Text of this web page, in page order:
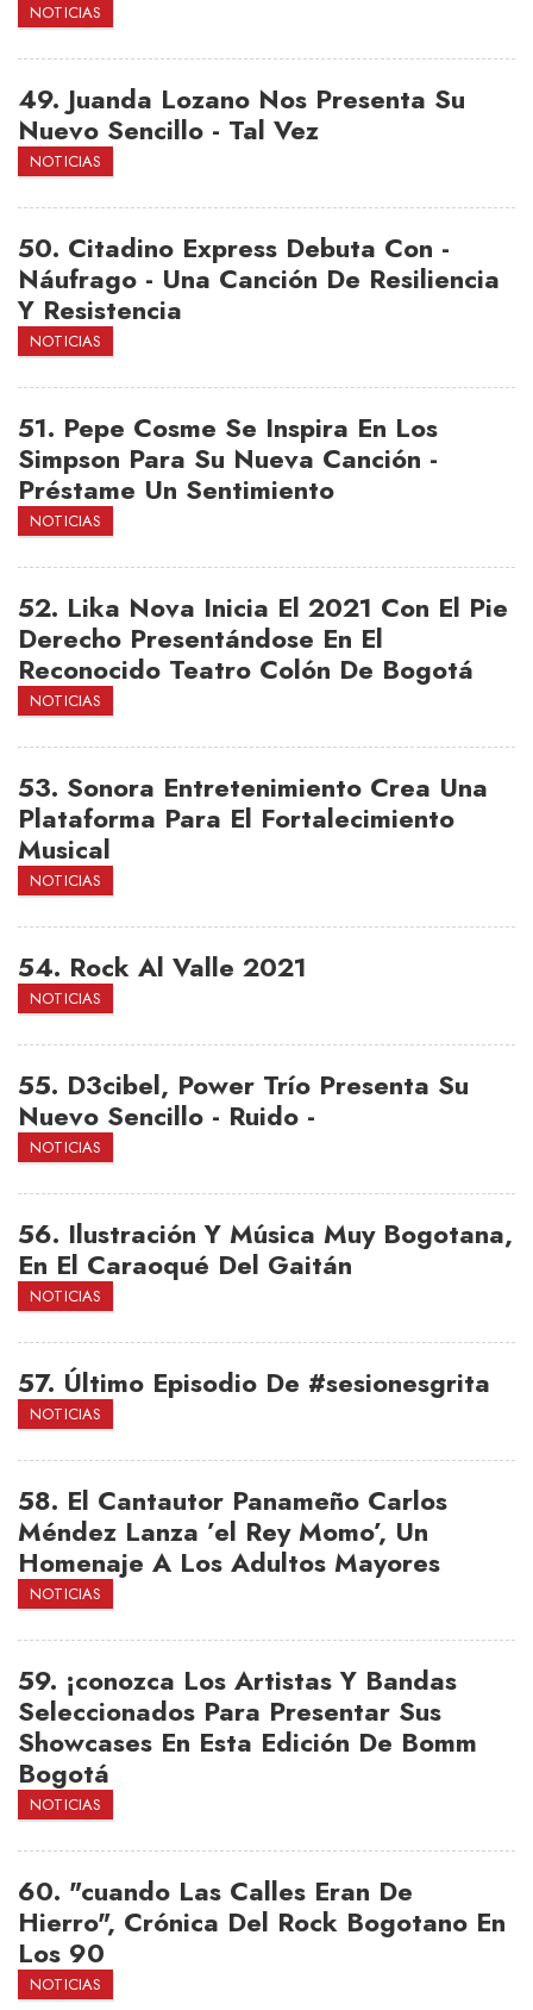
NOTICIAS
49. Juanda Lozano Nos Presenta Su
Nuevo Sencillo - Tal Vez
NOTICIAS
50. Citadino Express Debuta Con -
Náufrago - Una Canción De Resiliencia
Y Resistencia
NOTICIAS
51. Pepe Cosme Se Inspira En Los
Simpson Para Su Nueva Canción -
Préstame Un Sentimiento
NOTICIAS
52. Lika Nova Inicia El 2021 Con El Pie
Derecho Presentándose En El
Reconocido Teatro Colón De Bogotá
NOTICIAS
53. Sonora Entretenimiento Crea Una
Plataforma Para El Fortalecimiento
Musical
NOTICIAS
54. Rock Al Valle 2021
NOTICIAS
55. D3cibel, Power Trío Presenta Su
Nuevo Sencillo - Ruido -
NOTICIAS
56. Ilustración Y Música Muy Bogotana,
En El Caraoqué Del Gaitán
NOTICIAS
57. Último Episodio De #sesionesgrita
NOTICIAS
58. El Cantautor Panameño Carlos
Méndez Lanza ’el Rey Momo’, Un
Homenaje A Los Adultos Mayores
NOTICIAS
59. ¡conozca Los Artistas Y Bandas
Seleccionados Para Presentar Sus
Showcases En Esta Edición De Bomm
Bogotá
NOTICIAS
60. "cuando Las Calles Eran De
Hierro", Crónica Del Rock Bogotano En
Los 90
NOTICIAS